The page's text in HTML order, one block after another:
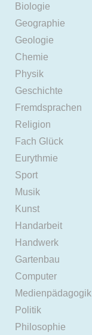
Biologie
Geographie
Geologie
Chemie
Physik
Geschichte
Fremdsprachen
Religion
Fach Glück
Eurythmie
Sport
Musik
Kunst
Handarbeit
Handwerk
Gartenbau
Computer
Medienpädagogik
Politik
Philosophie